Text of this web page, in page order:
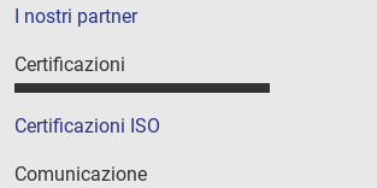
I nostri partner
Certificazioni
Certificazioni ISO
Comunicazione